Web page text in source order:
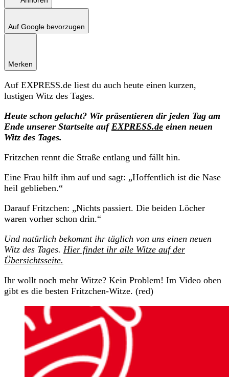
Auf Google bevorzugen
Merken
Auf EXPRESS.de liest du auch heute einen kurzen,
lustigen Witz des Tages.
Heute schon gelacht? Wir präsentieren dir jeden Tag am
Ende unserer Startseite auf EXPRESS.de einen neuen
Witz des Tages.
Fritzchen rennt die Straße entlang und fällt hin.
Eine Frau hilft ihm auf und sagt: „Hoffentlich ist die Nase
heil geblieben.“
Darauf Fritzchen: „Nichts passiert. Die beiden Löcher
waren vorher schon drin.“
Und natürlich bekommt ihr täglich von uns einen neuen
Witz des Tages. Hier findet ihr alle Witze auf der
Übersichtsseite.
Ihr wollt noch mehr Witze? Kein Problem! Im Video oben
gibt es die besten Fritzchen-Witze. (red)